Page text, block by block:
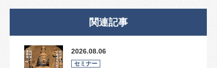
関連記事
2026.08.06
セミナー